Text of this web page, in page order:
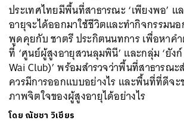
ประเทศไทยมีพื้นที่สาธารณะ ‘เพียงพอ’ แ
อายุจะได้ออกมาใช้ชีวิตและทำกิจกรรมน
พูดคุยกับ ชาตรี ประกิตนนทการ เพื่อหาค
ที่ ‘ศูนย์ผู้สูงอายุสวนลุมพินี’ และกลุ่ม ‘ยัง
Wai Club)’ พร้อมสำรวจว่าพื้นที่สาธารณ
ควรมีการออกแบบอย่างไร และพื้นที่ที่ดีจะ
ภาพจิตใจของผู้สูงอายุได้อย่างไร
โดย ณัชชา วิเชียร